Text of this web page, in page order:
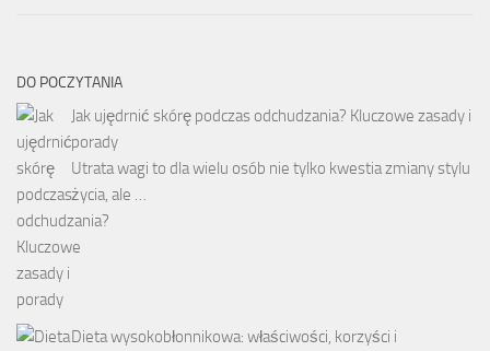
DO POCZYTANIA
Jak ujędrnić skórę podczas odchudzania? Kluczowe zasady i
porady
Utrata wagi to dla wielu osób nie tylko kwestia zmiany stylu
życia, ale …
Dieta wysokobłonnikowa: właściwości, korzyści i